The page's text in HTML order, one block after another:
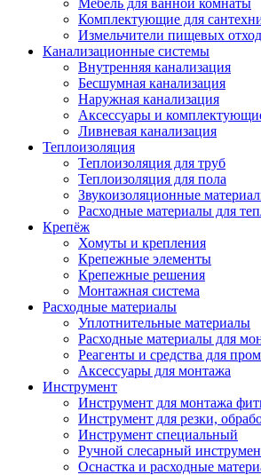
Комплектующие для
Измельчители пищевых
Канализационные системы
Внутренняя канализация
Бесшумная канализация
Наружная канализация
Аксессуары и
Ливневая канализация
Теплоизоляция
Теплоизоляция для труб
Теплоизоляция для пола
Звукоизоляционные
Расходные материалы для
Крепёж
Хомуты и крепления
Крепежные элементы
Крепежные решения
Монтажная система
Расходные материалы
Уплотнительные материалы
Расходные материалы для
Реагенты и средства для
Аксессуары для монтажа
Инструмент
Инструмент для монтажа
Инструмент для резки,
Инструмент специальный
Ручной слесарный
Оснастка и расходные